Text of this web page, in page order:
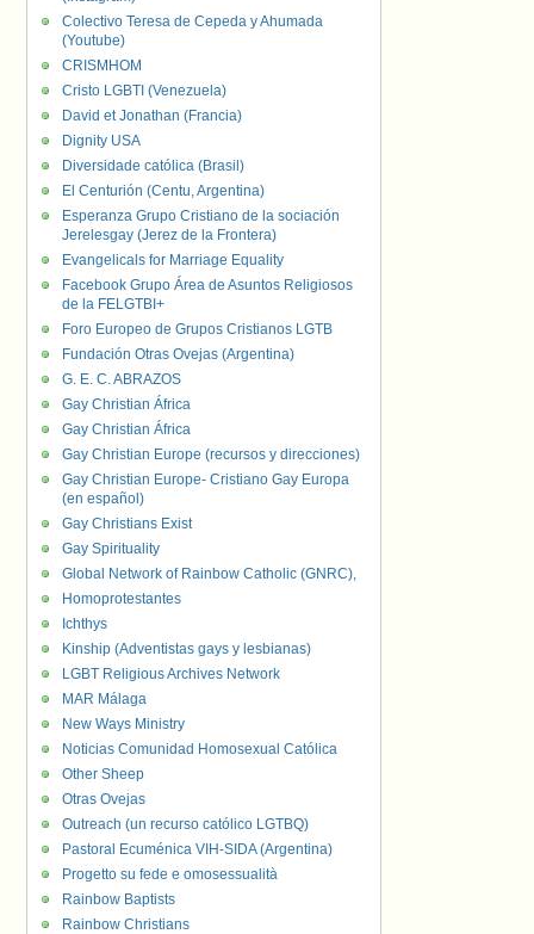
Colectivo Teresa de Cepeda y Ahumada
(Youtube)
CRISMHOM
Cristo LGBTI (Venezuela)
David et Jonathan (Francia)
Dignity USA
Diversidade católica (Brasil)
El Centurión (Centu, Argentina)
Esperanza Grupo Cristiano de la sociación
Jerelesgay (Jerez de la Frontera)
Evangelicals for Marriage Equality
Facebook Grupo Área de Asuntos Religiosos
de la FELGTBI+
Foro Europeo de Grupos Cristianos LGTB
Fundación Otras Ovejas (Argentina)
G. E. C. ABRAZOS
Gay Christian África
Gay Christian África
Gay Christian Europe (recursos y direcciones)
Gay Christian Europe- Cristiano Gay Europa
(en español)
Gay Christians Exist
Gay Spirituality
Global Network of Rainbow Catholic (GNRC),
Homoprotestantes
Ichthys
Kinship (Adventistas gays y lesbianas)
LGBT Religious Archives Network
MAR Málaga
New Ways Ministry
Noticias Comunidad Homosexual Católica
Other Sheep
Otras Ovejas
Outreach (un recurso católico LGTBQ)
Pastoral Ecuménica VIH-SIDA (Argentina)
Progetto su fede e omosessualità
Rainbow Baptists
Rainbow Christians